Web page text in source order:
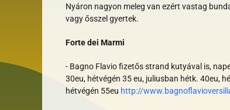
Nyáron nagyon meleg van ezért vastag
vagy ősszel gyertek.
Forte dei Marmi
- Bagno Flavio fizetős strand kutyával is,
30eu, hétvégén 35 eu, juliusban hétk. 40eu,
hétvégén 55eu http://